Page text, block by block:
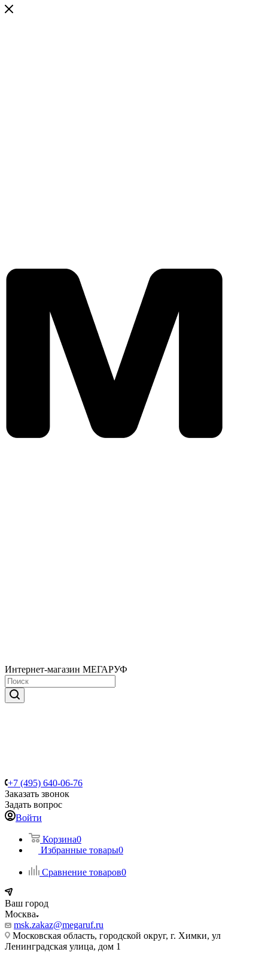
Интернет-магазин МЕГАРУФ
+7 (495) 640-06-76
Заказать звонок
Задать вопрос
Войти
Корзина0
Избранные товары0
Сравнение товаров0
Ваш город
Москва
msk.zakaz@megaruf.ru
Московская область, городской округ, г. Химки, ул
Ленинградская улица, дом 1